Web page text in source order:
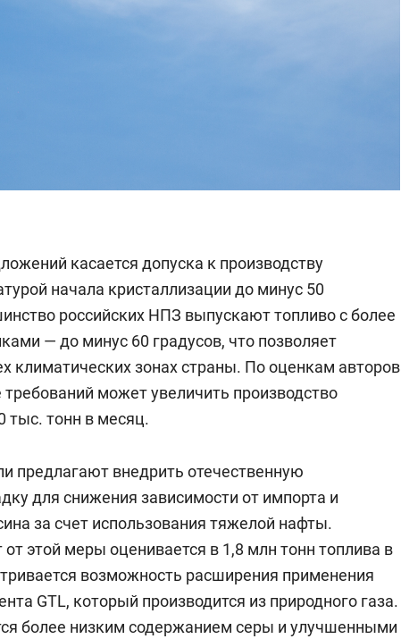
касается допуска к производству
начала кристаллизации до минус 50
российских НПЗ выпускают топливо с более
— до минус 60 градусов, что позволяет
климатических зонах страны. По оценкам авторов
может увеличить производство
тыс. тонн в месяц.
предлагают внедрить отечественную
для снижения зависимости от импорта и
за счет использования тяжелой нафты.
этой меры оценивается в 1,8 млн тонн топлива в
возможность расширения применения
GTL, который производится из природного газа.
более низким содержанием серы и улучшенными